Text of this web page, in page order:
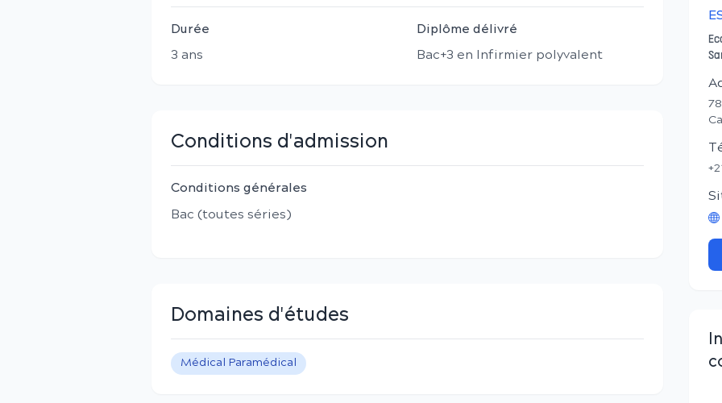
Durée
3 ans
Diplôme délivré
Bac+3 en Infirmier polyvalent
Conditions d'admission
Conditions générales
Bac (toutes séries)
Domaines d'études
Médical Paramédical